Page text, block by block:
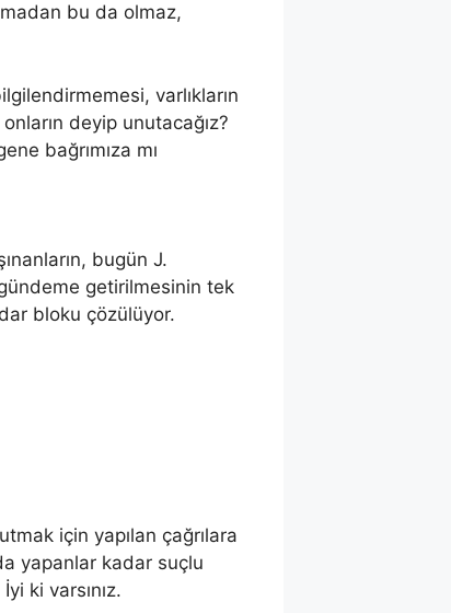
bu da olmaz,
varlıkların
onların deyip unutacağız?
bağrımıza mı
bugün J.
gündeme getirilmesinin tek
bloku çözülüyor.
için yapılan çağrılara
yapanlar kadar suçlu
ki varsınız.